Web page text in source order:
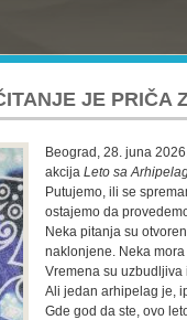
JE PRIČA
Beograd, 28. juna
akcija Leto sa
Putujemo, ili se
ostajemo da
Neka pitanja su
naklonjene. Neka
Vremena su
Ali jedan arhipelag je,
Gde god da ste, ovo